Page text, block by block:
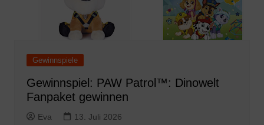
Gewinnspiele
Gewinnspiel: PAW Patrol™: Dinowelt
Fanpaket gewinnen
Eva 13. Juli 2026